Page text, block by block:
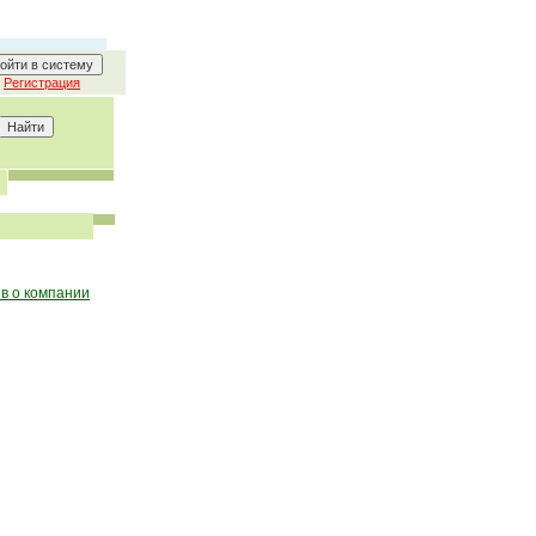
Регистрация
о компании